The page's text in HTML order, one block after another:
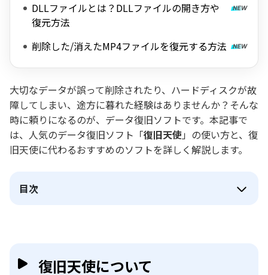
DLLファイルとは？DLLファイルの開き方や
復元方法
削除した/消えたMP4ファイルを復元する方法
大切なデータが誤って削除されたり、ハードディスクが故
障してしまい、途方に暮れた経験はありませんか？そんな
時に頼りになるのが、データ復旧ソフトです。本記事で
は、人気のデータ復旧ソフト「復旧天使」の使い方と、復
旧天使に代わるおすすめのソフトを詳しく解説します。
目次
復旧天使について